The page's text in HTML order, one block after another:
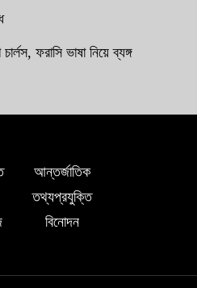
ফরাসি ভাষা নিয়ে ব্যঙ্গ
আন্তর্জাতিক
তথ্যপ্রযুক্তি
বিনোদন